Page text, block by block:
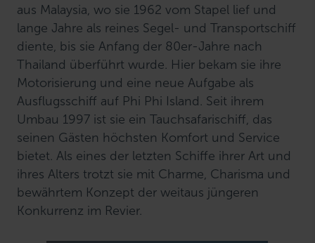
aus Malaysia, wo sie 1962 vom Stapel lief und
lange Jahre als reines Segel- und Transportschiff
diente, bis sie Anfang der 80er-Jahre nach
Thailand überführt wurde. Hier bekam sie ihre
Motorisierung und eine neue Aufgabe als
Ausflugsschiff auf Phi Phi Island. Seit ihrem
Umbau 1997 ist sie ein Tauchsafarischiff, das
seinen Gästen höchsten Komfort und Service
bietet. Als eines der letzten Schiffe ihrer Art und
ihres Alters trotzt sie mit Charme, Charisma und
bewährtem Konzept der weitaus jüngeren
Konkurrenz im Revier.